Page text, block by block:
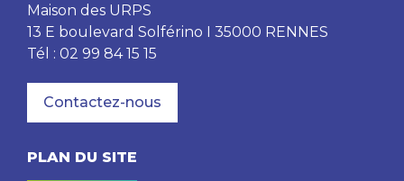
Maison des URPS
13 E boulevard Solférino I 35000 RENNES
Tél : 02 99 84 15 15
Contactez-nous
PLAN DU SITE